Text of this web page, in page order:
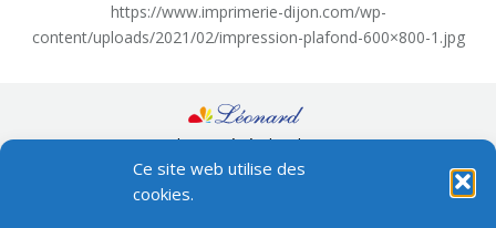
Ce site web utilise des
cookies.
https://www.imprimerie-dijon.com/wp-
content/uploads/2021/02/impression-plafond-600×800-1.jpg
Conditions générales de vente
footer
LEONARD - SARL au capital de 50 000€